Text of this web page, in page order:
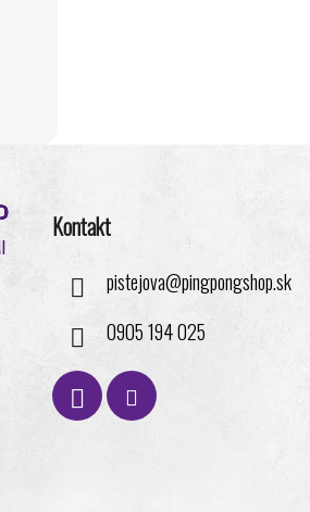
Kontakt
pistejova@pingpongshop.sk
0905 194 025